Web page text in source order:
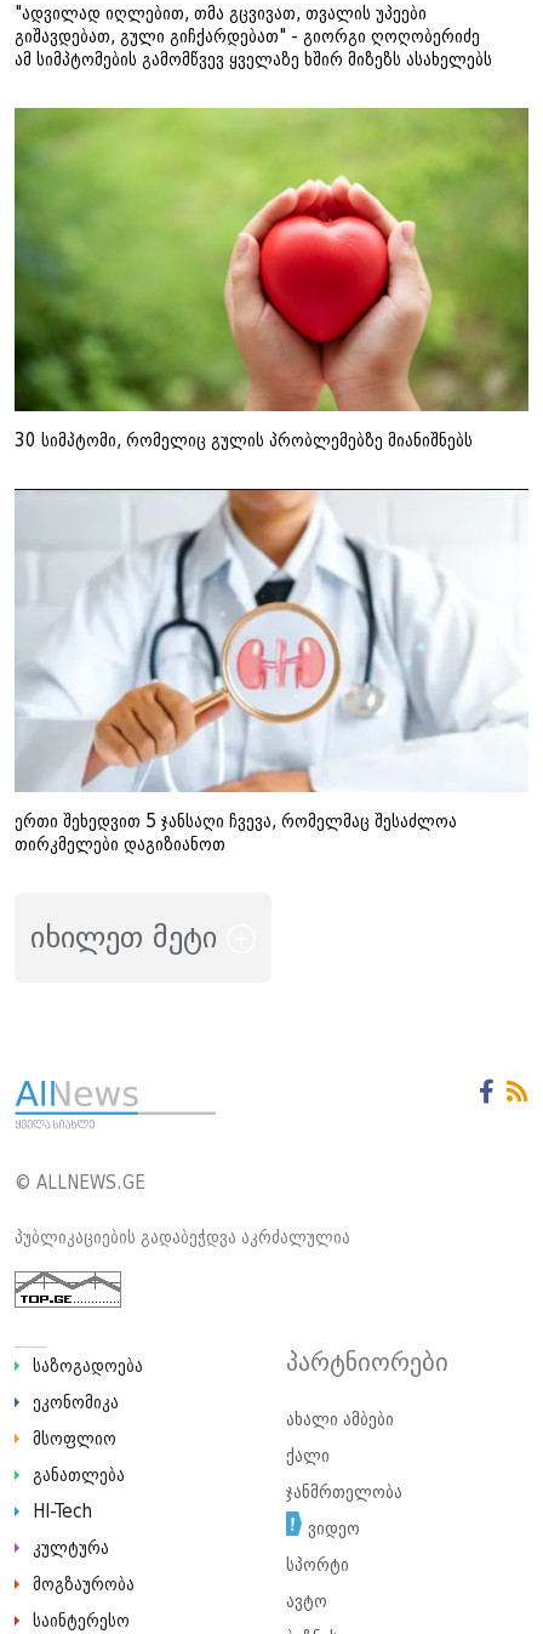
"ადვილად იღლებით, თმა გცვივათ, თვალის უპეები
გიშავდებათ, გული გიჩქარდებათ" - გიორგი ღოღობერიძე
ამ სიმპტომების გამომწვევ ყველაზე ხშირ მიზეზს ასახელებს
30 სიმპტომი, რომელიც გულის პრობლემებზე მიანიშნებს
ერთი შეხედვით 5 ჯანსაღი ჩვევა, რომელმაც შესაძლოა
თირკმელები დაგიზიანოთ
იხილეთ მეტი
© ALLNEWS.GE
პუბლიკაციების გადაბეჭდვა აკრძალულია
საზოგადოება
ეკონომიკა
მსოფლიო
განათლება
HI-Tech
კულტურა
მოგზაურობა
საინტერესო
პარტნიორები
ახალი ამბები
ქალი
ჯანმრთელობა
ვიდეო
სპორტი
ავტო